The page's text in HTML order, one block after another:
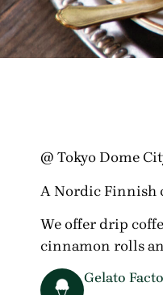
@ Tokyo Dome
A Nordic Finnish
We offer drip
cinnamon rolls
Gelato